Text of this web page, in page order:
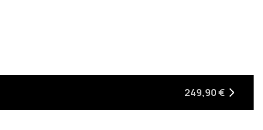
auf Lager ist
249,90 €